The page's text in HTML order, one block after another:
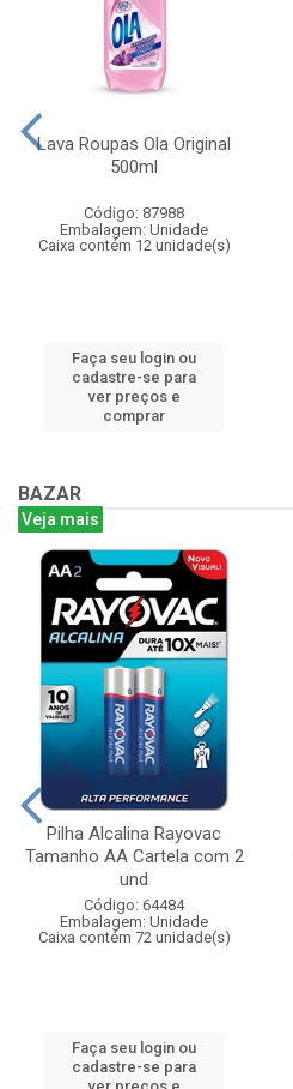
Lava Roupas Ola Original
500ml
Código: 87988
Embalagem: Unidade
Caixa contém 12 unidade(s)
Faça seu login ou
cadastre-se para
ver preços e
comprar
BAZAR
Veja mais
Pilha Alcalina Rayovac
Tamanho AA Cartela com 2
und
Código: 64484
Embalagem: Unidade
Caixa contém 72 unidade(s)
Faça seu login ou
cadastre-se para